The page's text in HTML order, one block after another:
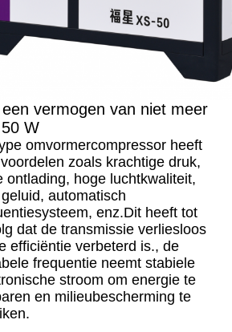
vermogen van niet meer
W
omvormercompressor heeft
zoals krachtige druk,
ontlading, hoge luchtkwaliteit,
geluid, automatisch
enz.Dit heeft tot
dat de transmissie verliesloos
efficiëntie verbeterd is., de
frequentie neemt stabiele
stroom om energie te
en milieubescherming te